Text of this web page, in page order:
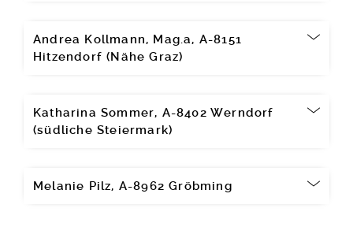
Andrea Kollmann, Mag.a, A-8151
Hitzendorf (Nähe Graz)
Katharina Sommer, A-8402 Werndorf
(südliche Steiermark)
Melanie Pilz, A-8962 Gröbming